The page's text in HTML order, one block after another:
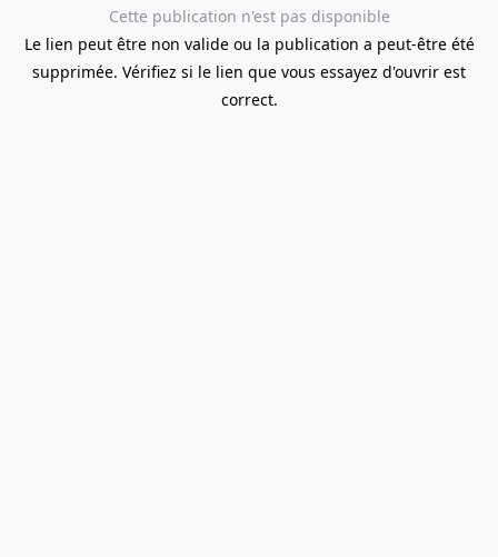
Cette publication n'est pas disponible
Le lien peut être non valide ou la publication a peut-être été
supprimée. Vérifiez si le lien que vous essayez d'ouvrir est
correct.